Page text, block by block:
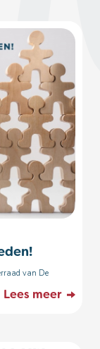
van De
Lees meer